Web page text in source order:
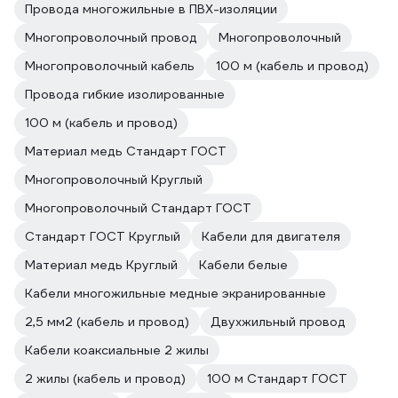
Провода многожильные в ПВХ-изоляции
Многопроволочный провод
Многопроволочный
Многопроволочный кабель
100 м (кабель и провод)
Провода гибкие изолированные
100 м (кабель и провод)
Материал медь Стандарт ГОСТ
Многопроволочный Круглый
Многопроволочный Стандарт ГОСТ
Стандарт ГОСТ Круглый
Кабели для двигателя
Материал медь Круглый
Кабели белые
Кабели многожильные медные экранированные
2,5 мм2 (кабель и провод)
Двухжильный провод
Кабели коаксиальные 2 жилы
2 жилы (кабель и провод)
100 м Стандарт ГОСТ